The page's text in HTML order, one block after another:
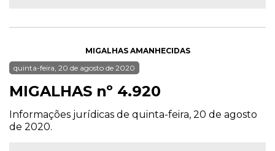
MIGALHAS AMANHECIDAS
quinta-feira, 20 de agosto de 2020
MIGALHAS nº 4.920
Informações jurídicas de quinta-feira, 20 de agosto
de 2020.